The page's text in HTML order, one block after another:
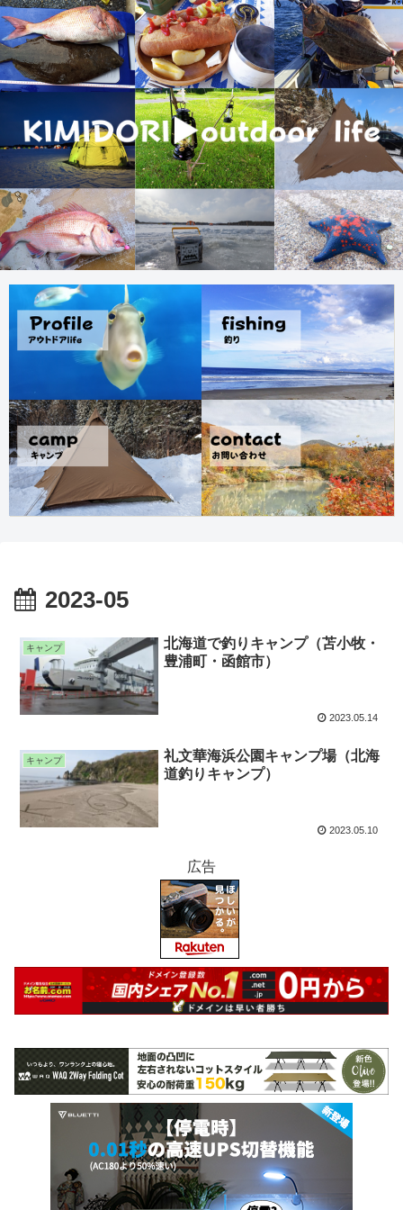
2023-05
キャンプ
北海道で釣りキャンプ（苫小牧・
豊浦町・函館市）
2023.05.14
キャンプ
礼文華海浜公園キャンプ場（北海
道釣りキャンプ）
2023.05.10
広告